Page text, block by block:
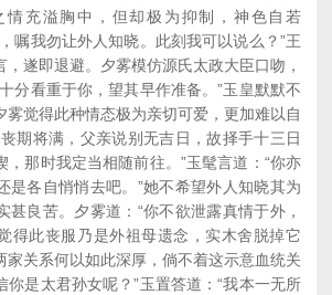
情充溢胸中，但却极为抑制，神色自若
嘱我勿让外人知晓。此刻我可以说么？”王
遂即退避。夕雾模仿源氏太政大臣口吻，
分看重于你，望其早作准备。”玉皇默默不
雾觉得此种情态极为亲切可爱，更加难以自
期将满，父亲说别无吉日，故择手十三日
，那时我定当相随前往。”玉髦言道：“你亦
是各自悄悄去吧。”她不希望外人知晓其为
甚良苦。夕雾道：“你不欲泄露真情于外，
得此丧服乃是外祖母遗念，实木舍脱掉它
家关系何以如此深厚，倘不着这示意血统关
你是太君孙女呢？”玉置答道：“我本一无所